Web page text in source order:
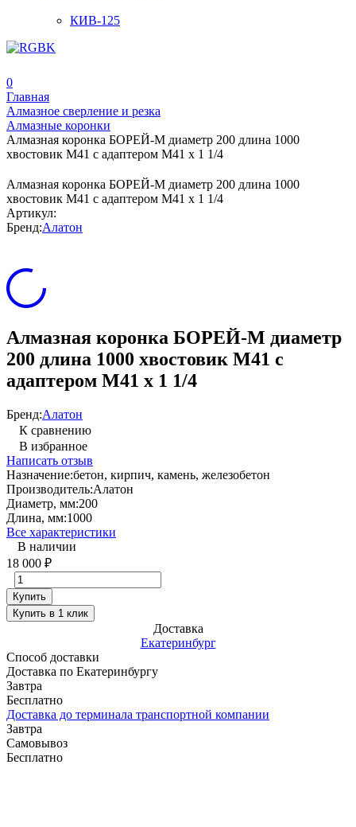
КИВ-125
0
Главная
Алмазное сверление и резка
Алмазные коронки
Алмазная коронка БОРЕЙ-М диаметр 200 длина 1000
хвостовик M41 с адаптером M41 x 1 1/4
Алмазная коронка БОРЕЙ-М диаметр 200 длина 1000
хвостовик M41 с адаптером M41 x 1 1/4
Артикул:
Бренд:Алатон
Алмазная коронка БОРЕЙ-М диаметр
200 длина 1000 хвостовик M41 с
адаптером M41 x 1 1/4
Бренд:Алатон
К сравнению
В избранное
Написать отзыв
Назначение:бетон, кирпич, камень, железобетон
Производитель:Алатон
Диаметр, мм:200
Длина, мм:1000
Все характеристики
В наличии
18 000 ₽
Купить
Купить в 1 клик
Доставка
Екатеринбург
Способ доставки
Доставка по Екатеринбургу
Завтра
Бесплатно
Доставка до терминала транспортной компании
Завтра
Самовывоз
Бесплатно